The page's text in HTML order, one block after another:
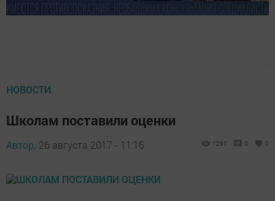
НОВОСТИ
Школам поставили оценки
Автор, 26 августа 2017 - 11:16 1295 0 0